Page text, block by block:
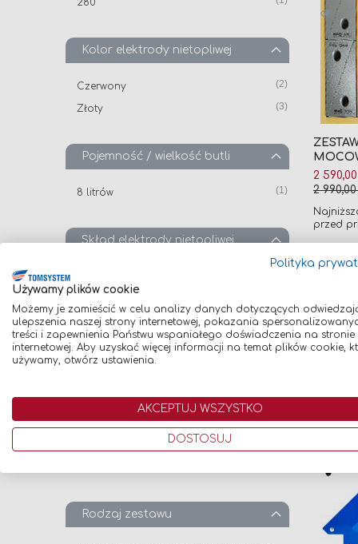
Cena
2
2 990,00
przed
280
Kolor elektrody nietopliwej
Czerwony 2produkt
Złoty 3produkt
Pojemność / wielkość butli
8 litrów 1produkt
Skład elektrody nietopliwej
Kształt dyszy
Butla pełna
Rodzaj zestawu
Polityka
Używamy plików cookie
Możemy je zamieścić w celu analizy danych dotyczących
ulepszenia naszej strony internetowej, pokazania
treści i zapewnienia Państwu wspaniałego doświadczenia na stronie
internetowej. Aby uzyskać więcej informacji na temat plików cookie,
używamy, otwórz ustawienia.
AKCEPTUJ WSZYSTKO
DOSTOSUJ